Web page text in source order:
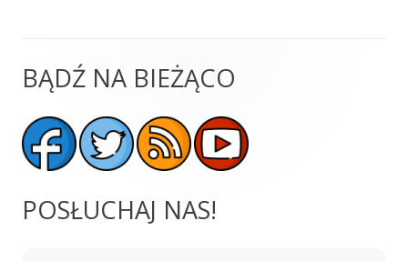
Główny
panel
boczny
BĄDŹ NA BIEŻĄCO
POSŁUCHAJ NAS!